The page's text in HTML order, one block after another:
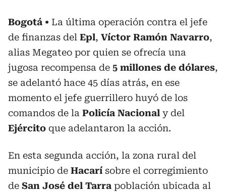
Bogotá
La última operación contra el jefe
de finanzas del Epl, Víctor Ramón Navarro,
alias Megateo por quien se ofrecía una
jugosa recompensa de 5 millones de dólares,
se adelantó hace 45 días atrás, en ese
momento el jefe guerrillero huyó de los
comandos de la Policía Nacional y del
Ejército que adelantaron la acción.
En esta segunda acción, la zona rural del
municipio de Hacarí sobre el corregimiento
de San José del Tarra población ubicada al